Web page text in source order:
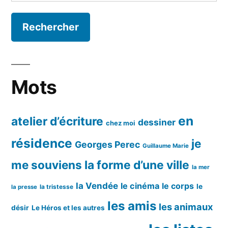
Mots
atelier d’écriture chez moi dessiner en
résidence Georges Perec Guillaume Marie je
me souviens la forme d’une ville la mer
la presse la tristesse la Vendée le cinéma le corps le
désir Le Héros et les autres les amis les animaux